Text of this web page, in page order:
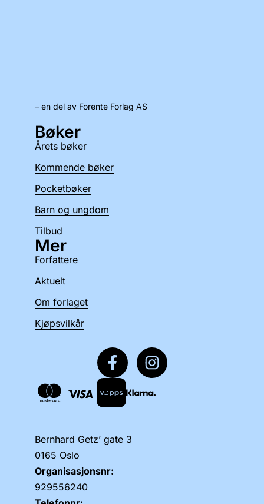
– en del av Forente Forlag AS
Bernhard Getz’ gate 3
0165 Oslo
Organisasjonsnr:
929556240
Bøker
Årets bøker
Kommende bøker
Pocketbøker
Barn og ungdom
Tilbud
Mer
Forfattere
Aktuelt
Om forlaget
Kjøpsvilkår